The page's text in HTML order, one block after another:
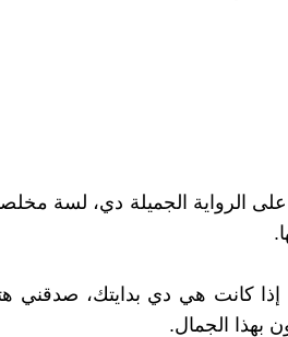
الرواية الجميلة دي، لسة
إذا كانت هي دي بدايتك، صدقني
بهذا الجمال.